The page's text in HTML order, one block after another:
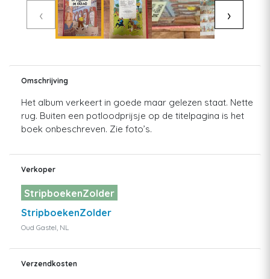
‹ ›
Omschrijving
Het album verkeert in goede maar gelezen staat. Nette
rug. Buiten een potloodprijsje op de titelpagina is het
boek onbeschreven. Zie foto’s.
Verkoper
StripboekenZolder
StripboekenZolder
Oud Gastel, NL
Verzendkosten